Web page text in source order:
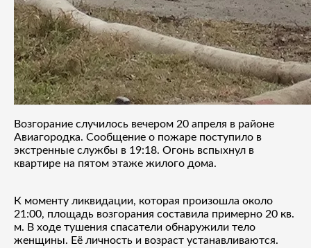
Возгорание случилось вечером 20 апреля в районе
Авиагородка. Сообщение о пожаре поступило в
экстренные службы в 19:18. Огонь вспыхнул в
квартире на пятом этаже жилого дома.
К моменту ликвидации, которая произошла около
21:00, площадь возгорания составила примерно 20 кв.
м. В ходе тушения спасатели обнаружили тело
женщины. Её личность и возраст устанавливаются.